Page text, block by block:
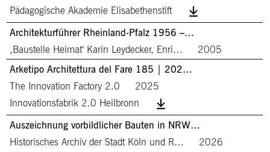
Pädagogische Akademie Elisabethenstift
Architekturführer Rheinland-Pfalz 1956 –…
,Baustelle Heimat‘ Karin Leydecker, Enri…
2005
Arketipo Architettura del Fare 185 | 202…
The Innovation Factory 2.0
2025
Innovationsfabrik 2.0 Heilbronn
Auszeichnung vorbildlicher Bauten in NRW…
Historisches Archiv der Stadt Köln und R…
2026